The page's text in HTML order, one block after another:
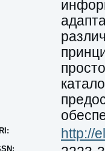
http://